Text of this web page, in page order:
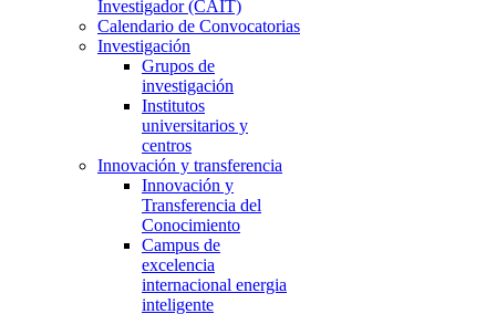
Investigador (CAIT)
Calendario de Convocatorias
Investigación
Grupos de
investigación
Institutos
universitarios y
centros
Innovación y transferencia
Innovación y
Transferencia del
Conocimiento
Campus de
excelencia
internacional energia
inteligente